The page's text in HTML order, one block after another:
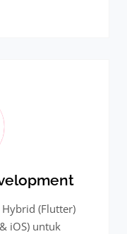
(Flutter)
iOS) untuk